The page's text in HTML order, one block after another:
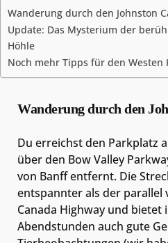
Wanderung durch den Johnston
Update: Das Mysterium der
Höhle
Noch mehr Tipps für den Westen
Wanderung durch den
Du erreichst den Parkplatz
über den Bow Valley
von Banff entfernt. Die
entspannter als der parallel
Canada Highway und bietet
Abendstunden auch gute